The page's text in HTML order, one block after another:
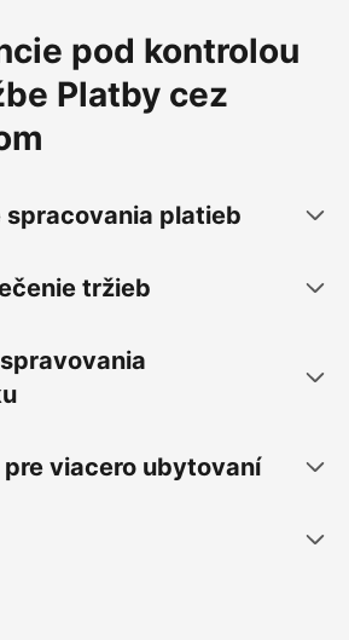
pod kontrolou
Platby cez
spracovania platieb
tržieb
viacero ubytovaní